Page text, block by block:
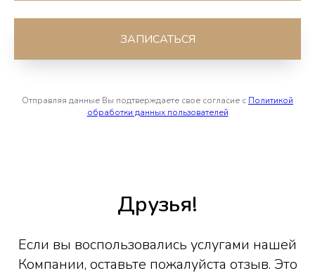
ЗАПИСАТЬСЯ
Отправляя данные Вы подтверждаете свое согласие с Политикой
обработки данных пользователей
Друзья!
Если вы воспользовались услугами нашей
Компании, оставьте пожалуйста отзыв. Это